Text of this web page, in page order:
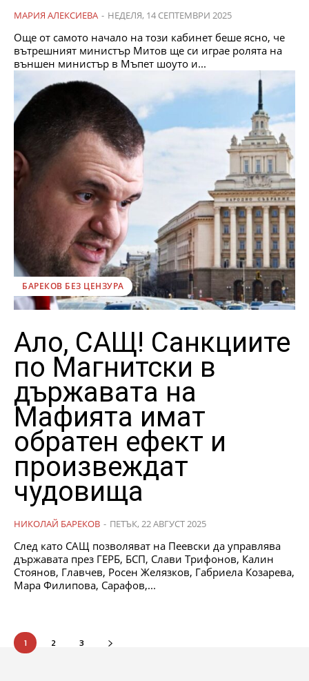
МАРИЯ АЛЕКСИЕВА - НЕДЕЛЯ, 14 СЕПТЕМВРИ 2025
Още от самото начало на този кабинет беше ясно, че
вътрешният министър Митов ще си играе ролята на
външен министър в Мъпет шоуто и...
БАРЕКОВ БЕЗ ЦЕНЗУРА
Ало, САЩ! Санкциите
по Магнитски в
държавата на
Мафията имат
обратен ефект и
произвеждат
чудовища
НИКОЛАЙ БАРЕКОВ - ПЕТЪК, 22 АВГУСТ 2025
След като САЩ позволяват на Пеевски да управлява
държавата през ГЕРБ, БСП, Слави Трифонов, Калин
Стоянов, Главчев, Росен Желязков, Габриела Козарева,
Мара Филипова, Сарафов,...
1 2 3